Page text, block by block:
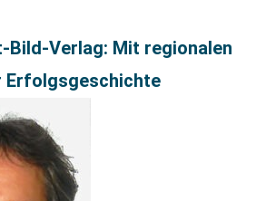
Bild-Verlag: Mit regionalen
Erfolgsgeschichte